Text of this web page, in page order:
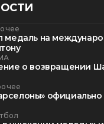
медаль на
о возвращении
официально